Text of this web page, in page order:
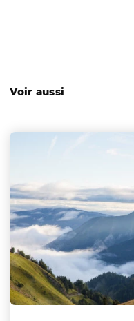
Voir aussi